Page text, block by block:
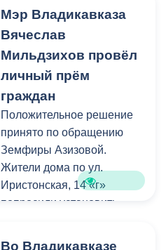
рабочие устанавливают
бордюры и поребрики,
готовят основания
укладке брусчатки. Сейчас
специалисты
обустраивают основание
ограждения. Парапет
выполнен из
архитектурного бетона.
Как и на других участках
с металлическими
Мэр Владикавказа
Вячеслав
Мильдзихов провёл
личный прём
граждан
Положительное решение
принято по обращению
Земфиры Азизовой.
Жители дома по ул.
Иристонская, 14 «г»
попросили установить
Во Владикавказе